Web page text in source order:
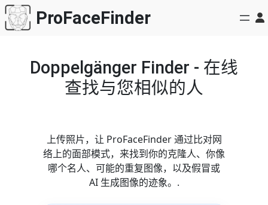
跳
至
ProFaceFinder
Doppelgänger Finder - 在线
查找与您相似的人
上传照片，让 ProFaceFinder 通过比对网
络上的面部模式，来找到你的克隆人、你像
哪个名人、可能的重复图像，以及假冒或
AI 生成图像的迹象。.